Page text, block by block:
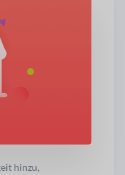
hinzu,